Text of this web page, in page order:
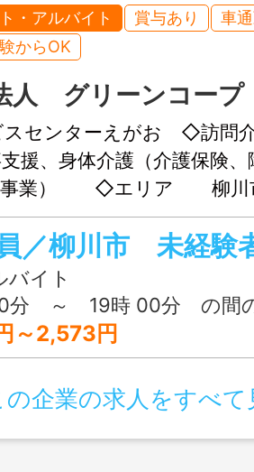
・アルバイト 賞与あり
車
からOK
人 グリーンコープ
スセンターえがお ◇訪
援、身体介護（介護保険
事業） ◇エリア 柳川市
町、大木町、筑後市、大
げ車両利用 普通車
５円／キロ 支給 ◇従事
の定める業務
バイト
分 ～ 19時 00分 の間の
～2,573円
の企業の求人をすべて